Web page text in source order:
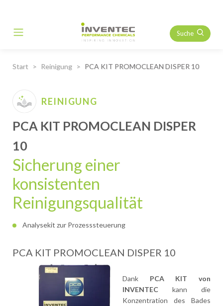
Main Navigation Suche
Start Reinigung PCA KIT PROMOCLEAN DISPER 10
REINIGUNG
PCA KIT PROMOCLEAN DISPER
10
Sicherung einer
konsistenten
Reinigungsqualität
Analysekit zur Prozesssteuerung
PCA KIT PROMOCLEAN DISPER 10
Dank PCA KIT von
INVENTEC kann die
Konzentration des Bades